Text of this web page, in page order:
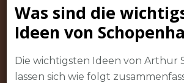
Was sind die
Ideen von
Die wichtigsten Ideen von Arthur
lassen sich wie folgt